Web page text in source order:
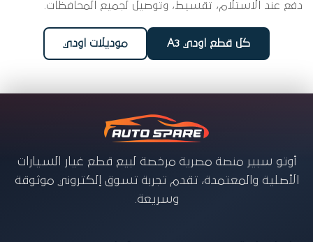
دفع عند الاستلام، تقسيط، وتوصيل لجميع المحافظات.
كل قطع اودي A3 موديلات اودي
أوتو سبير منصة مصرية مرخصة لبيع قطع غيار السيارات
الأصلية والمعتمدة، تقدم تجربة تسوق إلكتروني موثوقة
وسريعة.